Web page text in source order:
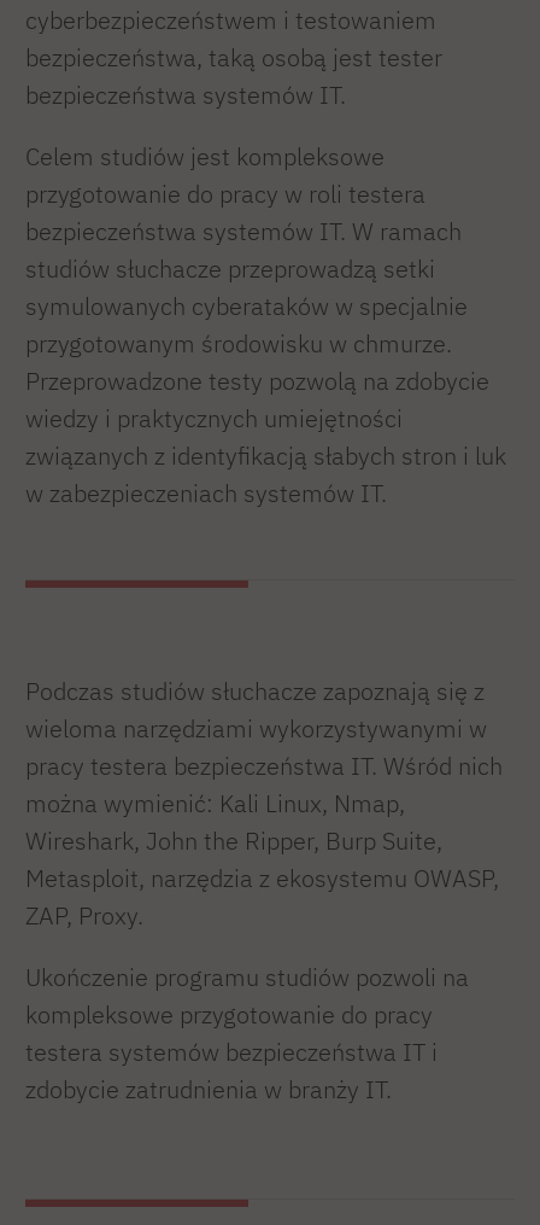
cyberbezpieczeństwem i testowaniem
bezpieczeństwa, taką osobą jest tester
bezpieczeństwa systemów IT.
Celem studiów jest kompleksowe
przygotowanie do pracy w roli testera
bezpieczeństwa systemów IT. W ramach
studiów słuchacze przeprowadzą setki
symulowanych cyberataków w specjalnie
przygotowanym środowisku w chmurze.
Przeprowadzone testy pozwolą na zdobycie
wiedzy i praktycznych umiejętności
związanych z identyfikacją słabych stron i luk
w zabezpieczeniach systemów IT.
Podczas studiów słuchacze zapoznają się z
wieloma narzędziami wykorzystywanymi w
pracy testera bezpieczeństwa IT. Wśród nich
można wymienić: Kali Linux, Nmap,
Wireshark, John the Ripper, Burp Suite,
Metasploit, narzędzia z ekosystemu OWASP,
ZAP, Proxy.
Ukończenie programu studiów pozwoli na
kompleksowe przygotowanie do pracy
testera systemów bezpieczeństwa IT i
zdobycie zatrudnienia w branży IT.